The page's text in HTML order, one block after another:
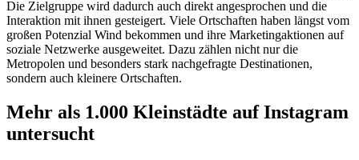
Die Zielgruppe wird dadurch auch direkt angesprochen und die
Interaktion mit ihnen gesteigert. Viele Ortschaften haben längst vom
großen Potenzial Wind bekommen und ihre Marketingaktionen auf
soziale Netzwerke ausgeweitet. Dazu zählen nicht nur die
Metropolen und besonders stark nachgefragte Destinationen,
sondern auch kleinere Ortschaften.
Mehr als 1.000 Kleinstädte auf Instagram
untersucht